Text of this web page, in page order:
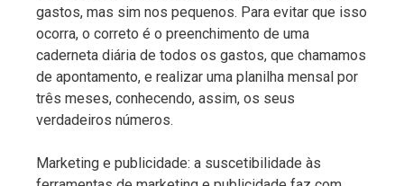
gastos, mas sim nos pequenos. Para evitar que isso
ocorra, o correto é o preenchimento de uma
caderneta diária de todos os gastos, que chamamos
de apontamento, e realizar uma planilha mensal por
três meses, conhecendo, assim, os seus
verdadeiros números.
Marketing e publicidade: a suscetibilidade às